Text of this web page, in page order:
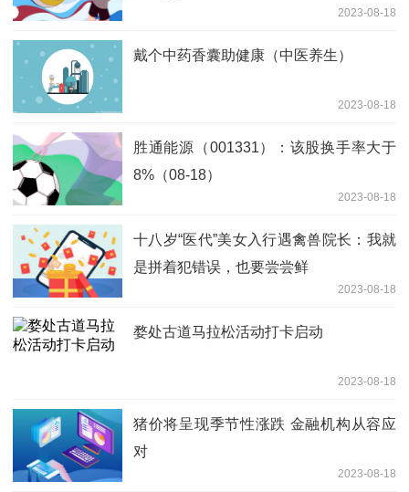
2023-08-18
戴个中药香囊助健康（中医养生）
2023-08-18
胜通能源（001331）：该股换手率大于
8%（08-18）
2023-08-18
十八岁“医代”美女入行遇禽兽院长：我就
是拼着犯错误，也要尝尝鲜
2023-08-18
婺处古道马拉松活动打卡启动
2023-08-18
猪价将呈现季节性涨跌 金融机构从容应
对
2023-08-18